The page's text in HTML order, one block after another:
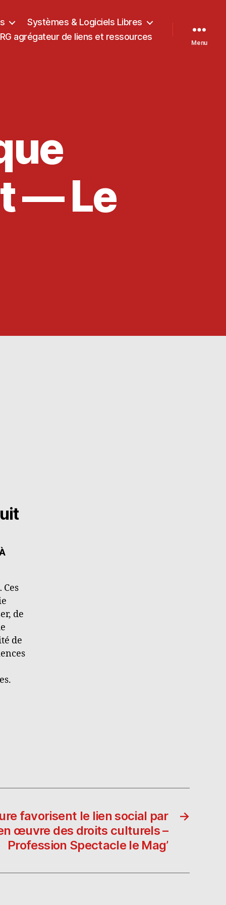
Systèmes & Logiciels Libres
agrégateur de liens et ressources
Menu
— Le
de
de
→
favorisent le lien social par
œuvre des droits culturels –
Profession Spectacle le Mag’